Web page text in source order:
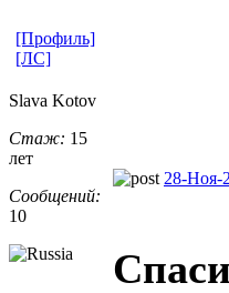
[Профиль]
[ЛС]
Slava Kotov
Стаж: 15
лет
Сообщений:
10
28-Ноя-